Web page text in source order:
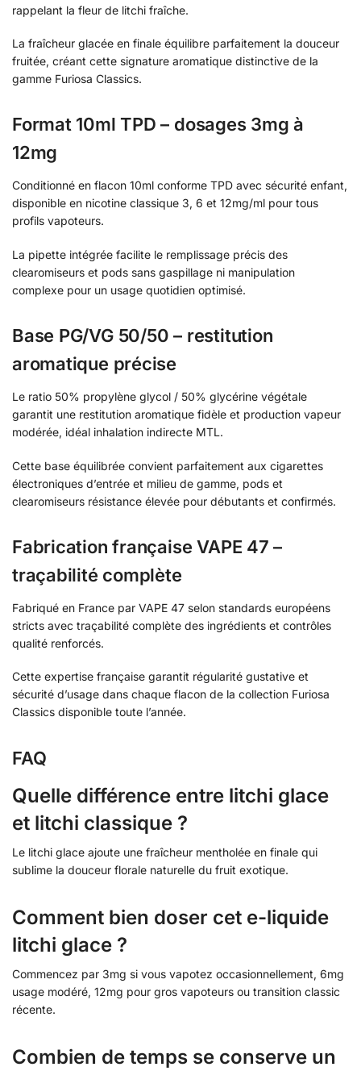
rappelant la fleur de litchi fraîche.
La fraîcheur glacée en finale équilibre parfaitement la douceur
fruitée, créant cette signature aromatique distinctive de la
gamme Furiosa Classics.
Format 10ml TPD – dosages 3mg à
12mg
Conditionné en flacon 10ml conforme TPD avec sécurité enfant,
disponible en nicotine classique 3, 6 et 12mg/ml pour tous
profils vapoteurs.
La pipette intégrée facilite le remplissage précis des
clearomiseurs et pods sans gaspillage ni manipulation
complexe pour un usage quotidien optimisé.
Base PG/VG 50/50 – restitution
aromatique précise
Le ratio 50% propylène glycol / 50% glycérine végétale
garantit une restitution aromatique fidèle et production vapeur
modérée, idéal inhalation indirecte MTL.
Cette base équilibrée convient parfaitement aux cigarettes
électroniques d’entrée et milieu de gamme, pods et
clearomiseurs résistance élevée pour débutants et confirmés.
Fabrication française VAPE 47 –
traçabilité complète
Fabriqué en France par VAPE 47 selon standards européens
stricts avec traçabilité complète des ingrédients et contrôles
qualité renforcés.
Cette expertise française garantit régularité gustative et
sécurité d’usage dans chaque flacon de la collection Furiosa
Classics disponible toute l’année.
FAQ
Quelle différence entre litchi glace
et litchi classique ?
Le litchi glace ajoute une fraîcheur mentholée en finale qui
sublime la douceur florale naturelle du fruit exotique.
Comment bien doser cet e-liquide
litchi glace ?
Commencez par 3mg si vous vapotez occasionnellement, 6mg
usage modéré, 12mg pour gros vapoteurs ou transition classic
récente.
Combien de temps se conserve un